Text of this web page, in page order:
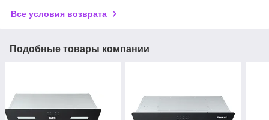
Все условия возврата
Подобные товары компании